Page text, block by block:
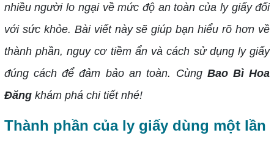
nhiều người lo ngại về mức độ an toàn của ly giấy đối
với sức khỏe. Bài viết này sẽ giúp bạn hiểu rõ hơn về
thành phần, nguy cơ tiềm ẩn và cách sử dụng ly giấy
đúng cách để đảm bảo an toàn. Cùng Bao Bì Hoa
Đăngkhám phá chi tiết nhé!
Thành phần của ly giấy dùng một lần